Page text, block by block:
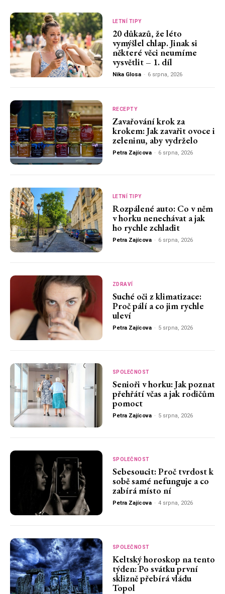
LETNÍ TIPY
20 důkazů, že léto
vymýšlel chlap. Jinak si
některé věci neumíme
vysvětlit – 1. díl
Nika Glosa - 6 srpna, 2026
RECEPTY
Zavařování krok za
krokem: Jak zavařit ovoce i
zeleninu, aby vydrželo
Petra Zajícova - 6 srpna, 2026
LETNÍ TIPY
Rozpálené auto: Co v něm
v horku nenechávat a jak
ho rychle zchladit
Petra Zajícova - 6 srpna, 2026
ZDRAVÍ
Suché oči z klimatizace:
Proč pálí a co jim rychle
uleví
Petra Zajícova - 5 srpna, 2026
SPOLEČNOST
Senioři v horku: Jak poznat
přehřátí včas a jak rodičům
pomoct
Petra Zajícova - 5 srpna, 2026
SPOLEČNOST
Sebesoucit: Proč tvrdost k
sobě samé nefunguje a co
zabírá místo ní
Petra Zajícova - 4 srpna, 2026
SPOLEČNOST
Keltský horoskop na tento
týden: Po svátku první
sklizně přebírá vládu
Topol